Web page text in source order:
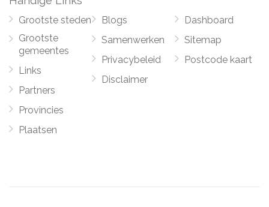
Grootste steden
Grootste
gemeentes
Links
Partners
Provincies
Plaatsen
Blogs
Samenwerken
Privacybeleid
Disclaimer
Dashboard
Sitemap
Postcode kaart